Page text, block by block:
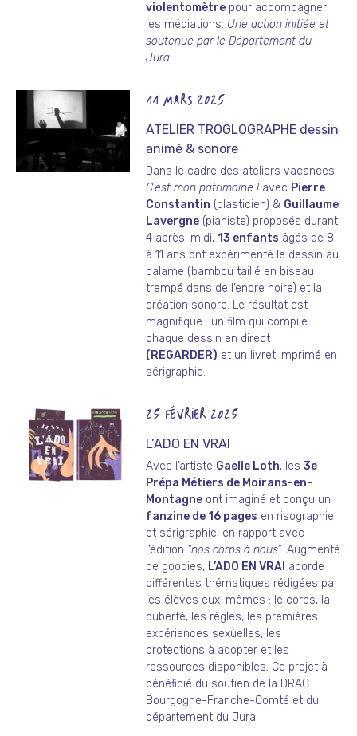
violentomètre pour accompagner
les médiations. Une action initiée et
soutenue par le Département du
Jura.
11 MARS 2025
ATELIER TROGLOGRAPHE dessin
animé & sonore
Dans le cadre des ateliers vacances
C’est mon patrimoine ! avec Pierre
Constantin (plasticien) & Guillaume
Lavergne (pianiste) proposés durant
4 après-midi, 13 enfants âgés de 8
à 11 ans ont expérimenté le dessin au
calame (bambou taillé en biseau
trempé dans de l’encre noire) et la
création sonore. Le résultat est
magnifique : un film qui compile
chaque dessin en direct
(REGARDER) et un livret imprimé en
sérigraphie.
25 FÉVRIER 2025
L’ADO EN VRAI
Avec l’artiste Gaelle Loth, les3e
Prépa Métiers de Moirans-en-
Montagne ont imaginé et conçu un
fanzine de 16 pages en risographie
et sérigraphie, en rapport avec
l’édition “nos corps à nous”. Augmenté
de goodies, L’ADO EN VRAI aborde
différentes thématiques rédigées par
les élèves eux-mêmes : le corps, la
puberté, les règles, les premières
expériences sexuelles, les
protections à adopter et les
ressources disponibles. Ce projet à
bénéficié du soutien de la DRAC
Bourgogne-Franche-Comté et du
département du Jura.